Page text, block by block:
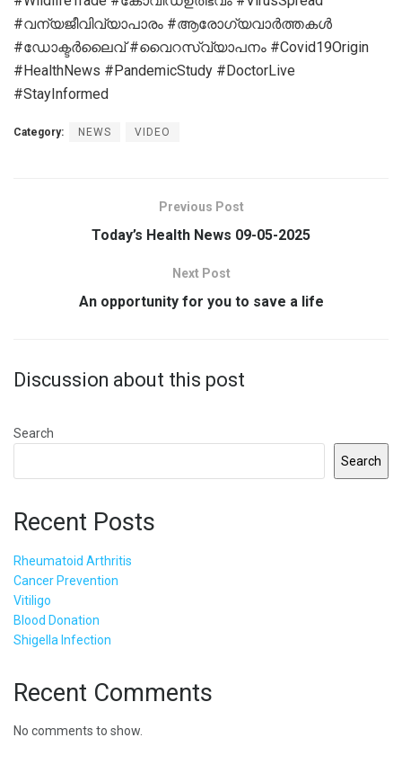
#വന്യജീവിവ്യാപാരം #ആരോഗ്യവാർത്തകൾ
#ഡോക്ടർലൈവ് #വൈറസ്‌വ്യാപനം #Covid19Origin
#HealthNews #PandemicStudy #DoctorLive
#StayInformed
Category: NEWS VIDEO
Previous Post
Today’s Health News 09-05-2025
Next Post
An opportunity for you to save a life
Discussion about this post
Search
Search
Recent Posts
Rheumatoid Arthritis
Cancer Prevention
Vitiligo
Blood Donation
Shigella Infection
Recent Comments
No comments to show.